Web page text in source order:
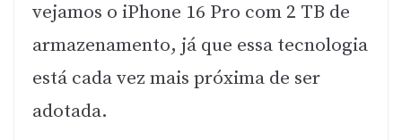
vejamos o iPhone 16 Pro com 2 TB de
armazenamento, já que essa tecnologia
está cada vez mais próxima de ser
adotada.